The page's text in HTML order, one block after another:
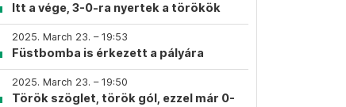
Itt a vége, 3-0-ra nyertek a törökök
2025. March 23. – 19:53
Füstbomba is érkezett a pályára
2025. March 23. – 19:50
Török szöglet, török gól, ezzel már 0-